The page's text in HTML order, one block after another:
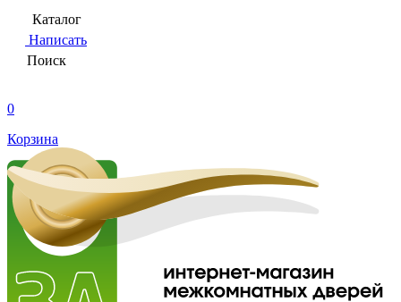
Каталог
Написать
Поиск
0
Корзина